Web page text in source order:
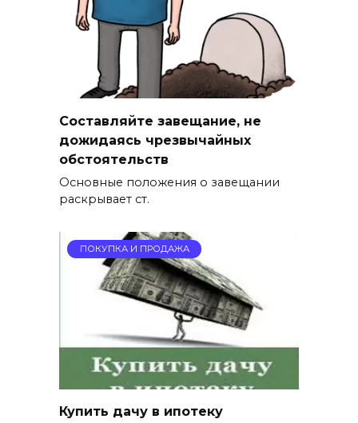
Составляйте завещание, не
дожидаясь чрезвычайных
обстоятельств
Основные положения о завещании
раскрывает ст.
ПОКУПКА И ПРОДАЖА
Купить дачу в ипотеку